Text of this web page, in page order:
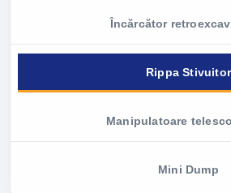
Încărcător
Rippa Stivuitor
Manipulatoare
Mini Dump